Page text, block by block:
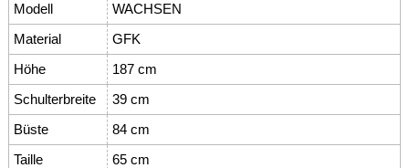
Modell
WACHSEN
Material
GFK
Höhe
187 cm
Schulterbreite
39 cm
Büste
84 cm
Taille
65 cm